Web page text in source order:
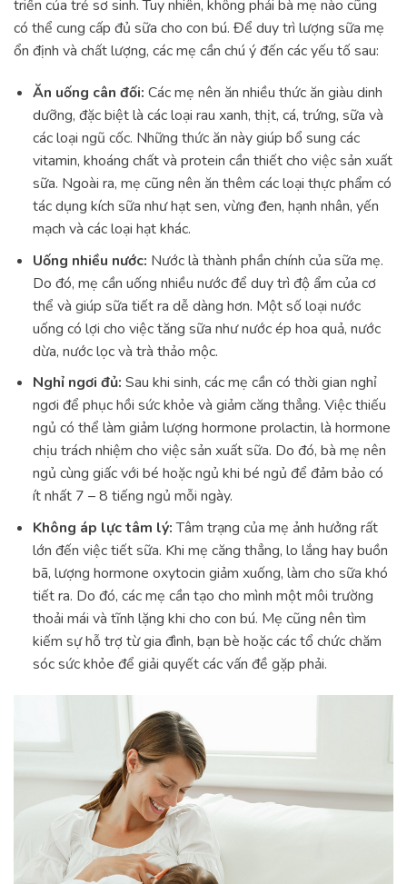
triển của trẻ sơ sinh. Tuy nhiên, không phải bà mẹ nào cũng
có thể cung cấp đủ sữa cho con bú. Để duy trì lượng sữa mẹ
ổn định và chất lượng, các mẹ cần chú ý đến các yếu tố sau:
Ăn uống cân đối: Các mẹ nên ăn nhiều thức ăn giàu dinh
dưỡng, đặc biệt là các loại rau xanh, thịt, cá, trứng, sữa và
các loại ngũ cốc. Những thức ăn này giúp bổ sung các
vitamin, khoáng chất và protein cần thiết cho việc sản xuất
sữa. Ngoài ra, mẹ cũng nên ăn thêm các loại thực phẩm có
tác dụng kích sữa như hạt sen, vừng đen, hạnh nhân, yến
mạch và các loại hạt khác.
Uống nhiều nước: Nước là thành phần chính của sữa mẹ.
Do đó, mẹ cần uống nhiều nước để duy trì độ ẩm của cơ
thể và giúp sữa tiết ra dễ dàng hơn. Một số loại nước
uống có lợi cho việc tăng sữa như nước ép hoa quả, nước
dừa, nước lọc và trà thảo mộc.
Nghỉ ngơi đủ: Sau khi sinh, các mẹ cần có thời gian nghỉ
ngơi để phục hồi sức khỏe và giảm căng thẳng. Việc thiếu
ngủ có thể làm giảm lượng hormone prolactin, là hormone
chịu trách nhiệm cho việc sản xuất sữa. Do đó, bà mẹ nên
ngủ cùng giấc với bé hoặc ngủ khi bé ngủ để đảm bảo có
ít nhất 7 – 8 tiếng ngủ mỗi ngày.
Không áp lực tâm lý:Tâm trạng của mẹ ảnh hưởng rất
lớn đến việc tiết sữa. Khi mẹ căng thẳng, lo lắng hay buồn
bã, lượng hormone oxytocin giảm xuống, làm cho sữa khó
tiết ra. Do đó, các mẹ cần tạo cho mình một môi trường
thoải mái và tĩnh lặng khi cho con bú. Mẹ cũng nên tìm
kiếm sự hỗ trợ từ gia đình, bạn bè hoặc các tổ chức chăm
sóc sức khỏe để giải quyết các vấn đề gặp phải.